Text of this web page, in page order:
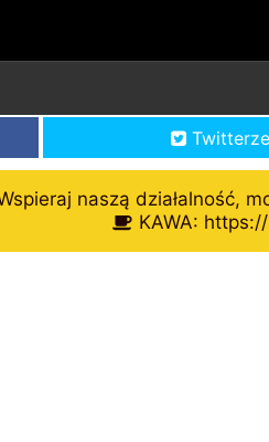
Twitterze
naszą działalność,
KAWA: